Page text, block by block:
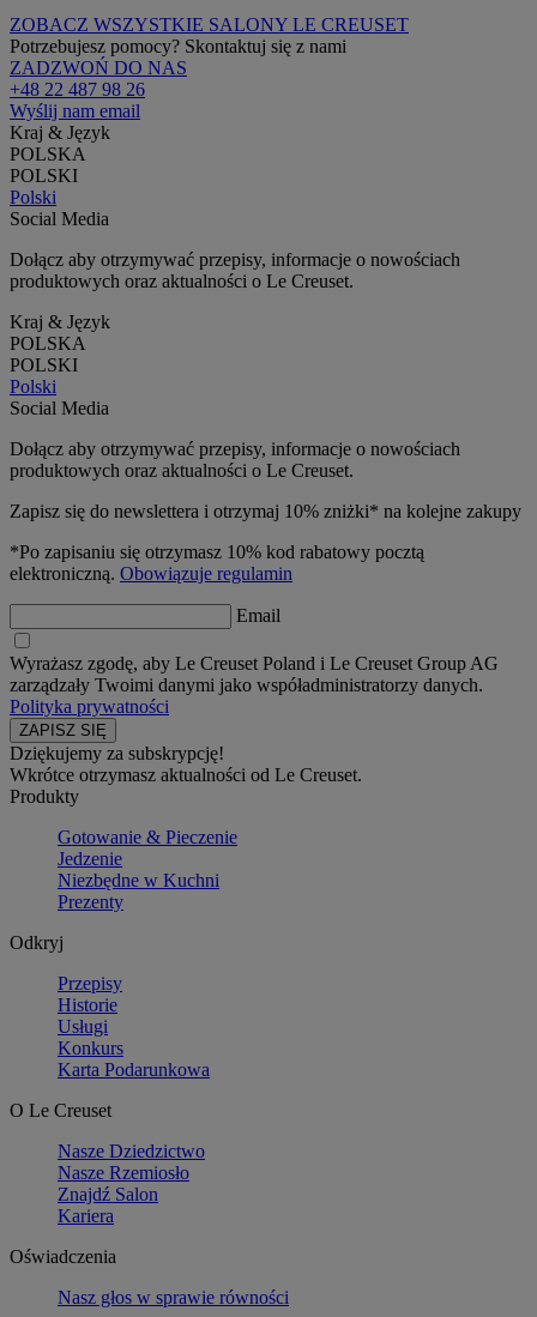
ZOBACZ WSZYSTKIE SALONY LE CREUSET
Potrzebujesz pomocy? Skontaktuj się z nami
ZADZWOŃ DO NAS
+48 22 487 98 26
Wyślij nam email
Kraj & Język
POLSKA
POLSKI
Polski
Social Media
Dołącz aby otrzymywać przepisy, informacje o nowościach
produktowych oraz aktualności o Le Creuset.
Kraj & Język
POLSKA
POLSKI
Polski
Social Media
Dołącz aby otrzymywać przepisy, informacje o nowościach
produktowych oraz aktualności o Le Creuset.
Zapisz się do newslettera i otrzymaj 10% zniżki* na kolejne zakupy
*Po zapisaniu się otrzymasz 10% kod rabatowy pocztą
elektroniczną. Obowiązuje regulamin
Email
Wyrażasz zgodę, aby Le Creuset Poland i Le Creuset Group AG
zarządzały Twoimi danymi jako współadministratorzy danych.
Polityka prywatności
Dziękujemy za subskrypcję!
Wkrótce otrzymasz aktualności od Le Creuset.
Produkty
Gotowanie & Pieczenie
Jedzenie
Niezbędne w Kuchni
Prezenty
Odkryj
Przepisy
Historie
Usługi
Konkurs
Karta Podarunkowa
O Le Creuset
Nasze Dziedzictwo
Nasze Rzemiosło
Znajdź Salon
Kariera
Oświadczenia
Nasz głos w sprawie równości